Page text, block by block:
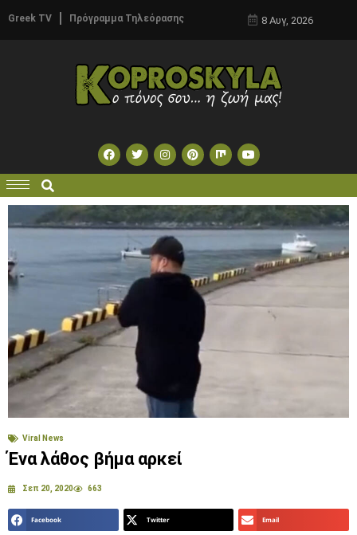
Greek TV Πρόγραμμα Τηλεόρασης 8 Αυγ, 2026
Viral News
Ένα λάθος βήμα αρκεί
Σεπ 20, 2020 663
Facebook Twitter Email